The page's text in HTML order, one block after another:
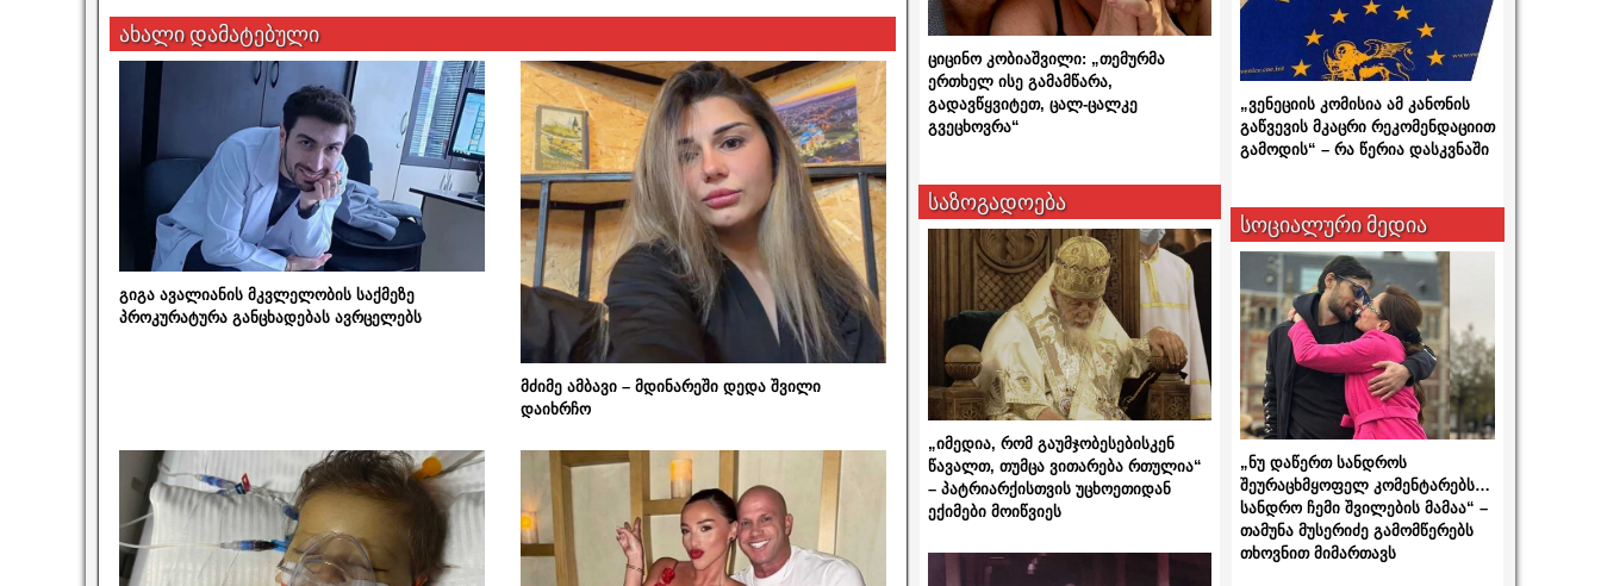
ახალი დამატებული
გიგა ავალიანის მკვლელობის საქმეზე
პროკურატურა განცხადებას ავრცელებს
მძიმე ამბავი – მდინარეში დედა შვილი
დაიხრჩო
ციცინო კობიაშვილი: „თემურმა
ერთხელ ისე გამამწარა,
გადავწყვიტეთ, ცალ-ცალკე
გვეცხოვრა“
საზოგადოება
„იმედია, რომ გაუმჯობესებისკენ
წავალთ, თუმცა ვითარება რთულია“
– პატრიარქისთვის უცხოეთიდან
ექიმები მოიწვიეს
„ვენეციის კომისია ამ კანონის
გაწვევის მკაცრი რეკომენდაციით
გამოდის“ – რა წერია დასკვნაში
სოციალური მედია
„ნუ დაწერთ სანდროს
შეურაცხმყოფელ კომენტარებს…
სანდრო ჩემი შვილების მამაა“ –
თამუნა მუსერიძე გამომწერებს
თხოვნით მიმართავს